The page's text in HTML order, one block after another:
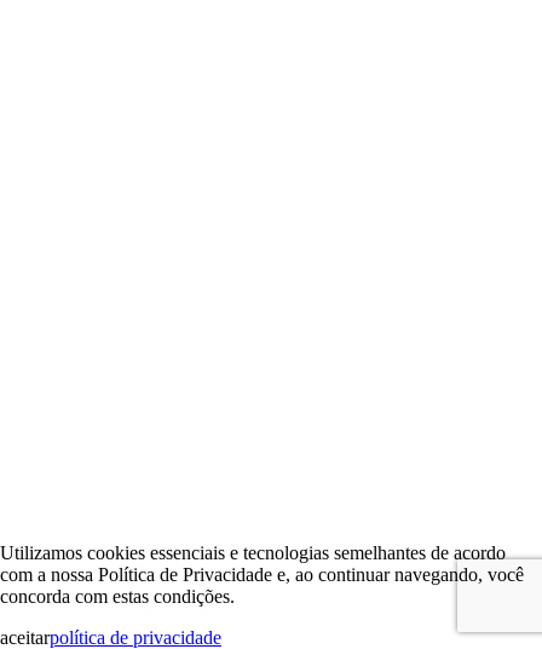
Utilizamos cookies essenciais e tecnologias semelhantes de acordo
com a nossa Política de Privacidade e, ao continuar navegando, você
concorda com estas condições.
aceitarpolítica de privacidade